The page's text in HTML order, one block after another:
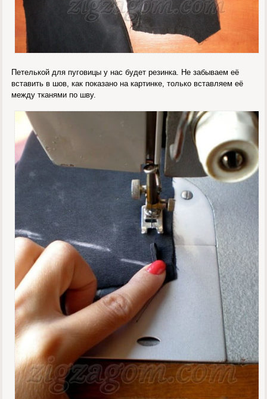
Петелькой для пуговицы у нас будет резинка. Не забываем её
вставить в шов, как показано на картинке, только вставляем её
между тканями по шву.